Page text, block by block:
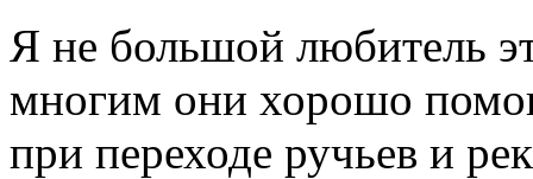
Я не большой любитель
многим они хорошо
при переходе ручьев и